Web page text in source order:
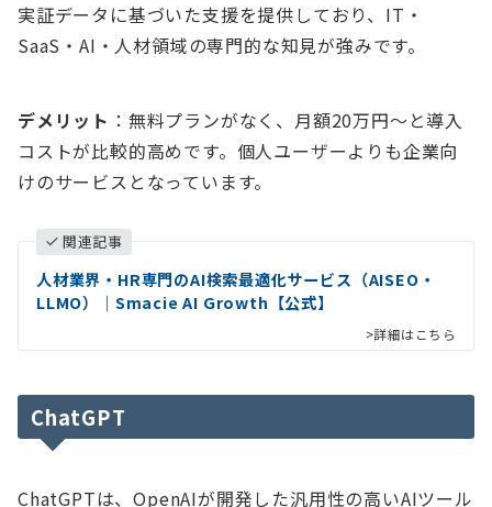
実証データに基づいた支援を提供しており、IT・
SaaS・AI・人材領域の専門的な知見が強みです。
デメリット ：無料プランがなく、月額20万円〜と導入
コストが比較的高めです。個人ユーザーよりも企業向
けのサービスとなっています。
関連記事
人材業界・HR専門のAI検索最適化サービス（AISEO・
LLMO）｜Smacie AI Growth【公式】
>詳細はこちら
ChatGPT
ChatGPTは、OpenAIが開発した汎用性の高いAIツール